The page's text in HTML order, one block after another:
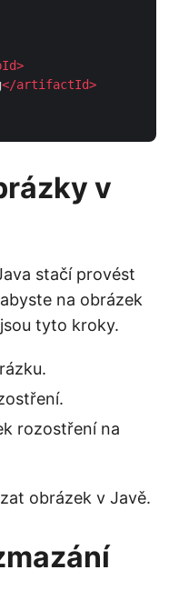
>
</artifactId>
v
stačí provést
na obrázek
tyto kroky.
rozostření na
obrázek v Javě.